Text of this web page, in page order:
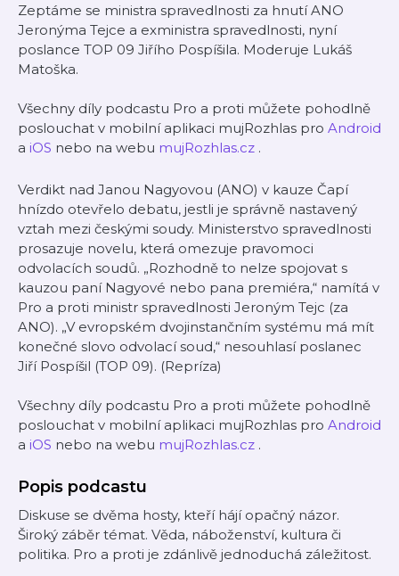
Zeptáme se ministra spravedlnosti za hnutí ANO
Jeronýma Tejce a exministra spravedlnosti, nyní
poslance TOP 09 Jiřího Pospíšila. Moderuje Lukáš
Matoška.
Všechny díly podcastu Pro a proti můžete pohodlně
poslouchat v mobilní aplikaci mujRozhlas pro Android
a iOS nebo na webu mujRozhlas.cz .
Verdikt nad Janou Nagyovou (ANO) v kauze Čapí
hnízdo otevřelo debatu, jestli je správně nastavený
vztah mezi českými soudy. Ministerstvo spravedlnosti
prosazuje novelu, která omezuje pravomoci
odvolacích soudů. „Rozhodně to nelze spojovat s
kauzou paní Nagyové nebo pana premiéra,“ namítá v
Pro a proti ministr spravedlnosti Jeroným Tejc (za
ANO). „V evropském dvojinstančním systému má mít
konečné slovo odvolací soud,“ nesouhlasí poslanec
Jiří Pospíšil (TOP 09). (Repríza)
Všechny díly podcastu Pro a proti můžete pohodlně
poslouchat v mobilní aplikaci mujRozhlas pro Android
a iOS nebo na webu mujRozhlas.cz .
Popis podcastu
Diskuse se dvěma hosty, kteří hájí opačný názor.
Široký záběr témat. Věda, náboženství, kultura či
politika. Pro a proti je zdánlivě jednoduchá záležitost.